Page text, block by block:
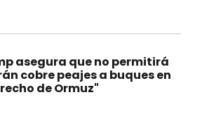
asegura que no permitirá
cobre peajes a buques en
de Ormuz"